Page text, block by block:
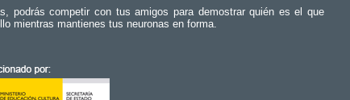
podrás competir con tus amigos para demostrar quién es el que
mientras mantienes tus neuronas en forma.